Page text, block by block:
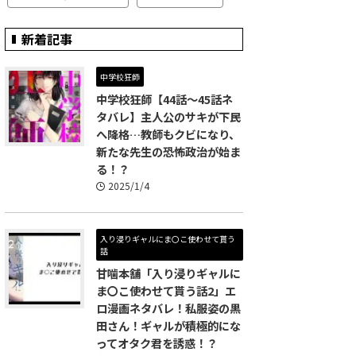
新着記事
中学校狂師
中学校狂師【44話～45話ネ
タバレ】主人公のサキが下民
へ降格…教師もクビになり、
新たな先生の恐怖政治が始ま
る！？
2025/1/4
入り浸りギャルにま〇こ使わせて貰う
話
甘噛本舗「入り浸りギャルに
ま〇こ使わせて貰う話2」エ
ロ漫画ネタバレ！私服姿の黒
田さん！ギャルが積極的にな
ってオタク君を誘惑！？